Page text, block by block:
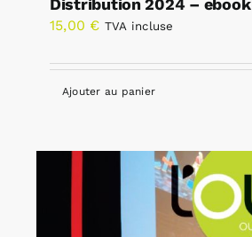
Distribution 2024 – ebook
15,00 € TVA incluse
Ajouter au panier